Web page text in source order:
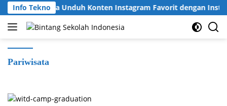
Langsung
ke
konten
Info TeknoCara Unduh Konten Instagram Favorit dengan
Pariwisata